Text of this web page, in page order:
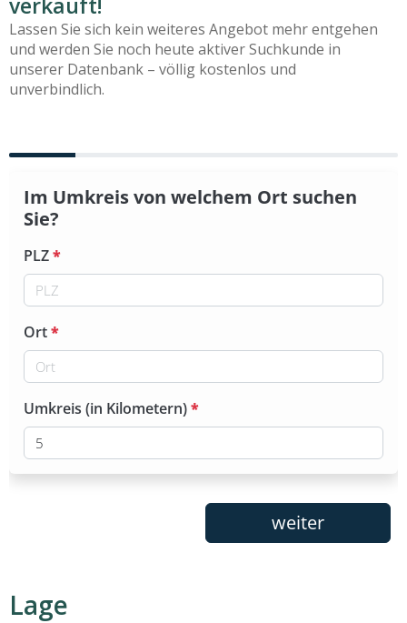
Lassen Sie sich kein weiteres Angebot mehr entgehen
und werden Sie noch heute aktiver Suchkunde in
unserer Datenbank – völlig kostenlos und
unverbindlich.
Lage